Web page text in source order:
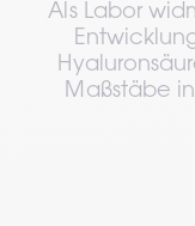
Als Labor
Maßstäbe